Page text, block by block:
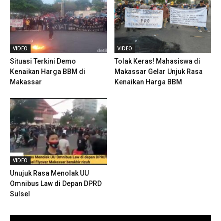
VIDEO
Situasi Terkini Demo
Kenaikan Harga BBM di
Makassar
VIDEO
Tolak Keras! Mahasiswa di
Makassar Gelar Unjuk Rasa
Kenaikan Harga BBM
VIDEO
Unujuk Rasa Menolak UU
Omnibus Law di Depan DPRD
Sulsel